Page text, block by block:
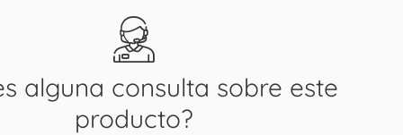
alguna consulta sobre este
producto?